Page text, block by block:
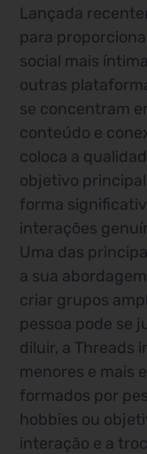
Lançada
para
social mais
outras
se concentram
conteúdo e
coloca a
objetivo
forma
interações
Uma das
a sua
criar grupos
pessoa pode se
diluir, a Threads
menores e mais
formados por
hobbies ou
interação e a